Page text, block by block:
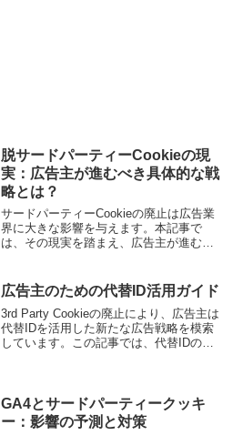
脱サードパーティーCookieの現
実：広告主が進むべき具体的な戦
略とは？
サードパーティーCookieの廃止は広告業
界に大きな影響を与えます。本記事で
は、その現実を踏まえ、広告主が進むべ
提供します。
広告主のための代替ID活用ガイド
3rd Party Cookieの廃止により、広告主は
代替IDを活用した新たな広告戦略を模索
しています。この記事では、代替IDの活
GA4とサードパーティークッキ
ー：影響の予測と対策